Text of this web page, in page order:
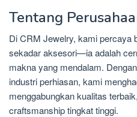
Tentang
Di CRM Jewelry, kami percaya
sekadar aksesori—ia adalah
makna yang mendalam.
industri perhiasan, kami
menggabungkan kualitas
craftsmanship tingkat tinggi.